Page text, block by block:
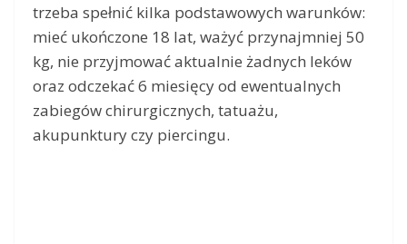
trzeba spełnić kilka podstawowych warunków:
mieć ukończone 18 lat, ważyć przynajmniej 50
kg, nie przyjmować aktualnie żadnych leków
oraz odczekać 6 miesięcy od ewentualnych
zabiegów chirurgicznych, tatuażu,
akupunktury czy piercingu.